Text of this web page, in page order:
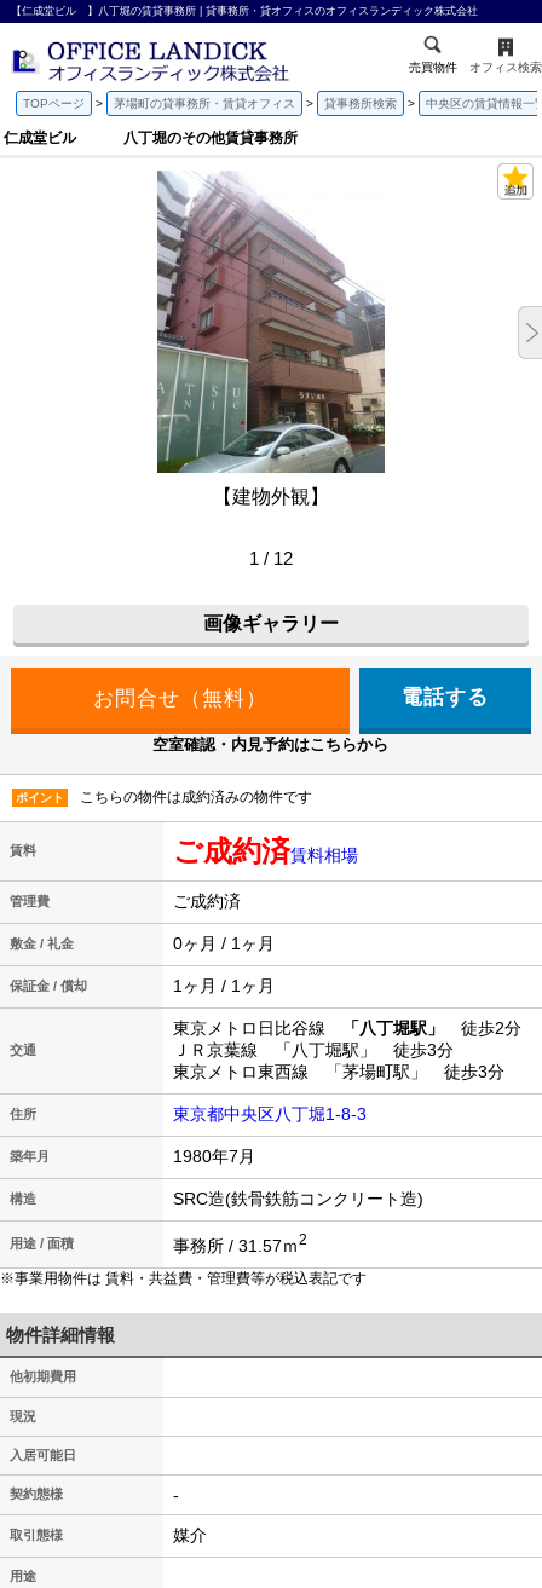
【仁成堂ビル 】八丁堀の賃貸事務所 | 貸事務所・貸オフィスのオフィスランディック株式会社
売買物件 オフィス検索
TOPページ 茅場町の貸事務所・賃貸オフィス 貸事務所検索 中央区の賃貸情報一
仁成堂ビル 八丁堀のその他賃貸事務所
【建物外観】
1 / 12
画像ギャラリー
電話する
空室確認・内見予約はこちらから
ポイント こちらの物件は成約済みの物件です
賃料 ご成約済賃料相場
管理費 ご成約済
敷金 / 礼金 0ヶ月 / 1ヶ月
保証金 / 償却 1ヶ月 / 1ヶ月
交通
東京メトロ日比谷線 「八丁堀駅」
徒歩2分
ＪＲ京葉線 「八丁堀駅」 徒歩3分
東京メトロ東西線 「茅場町駅」 徒歩3分
住所 東京都中央区八丁堀1-8-3
築年月 1980年7月
構造 SRC造(鉄骨鉄筋コンクリート造)
用途 / 面積 事務所 / 31.57ｍ2
※事業用物件は 賃料・共益費・管理費等が税込表記です
物件詳細情報
他初期費用
現況
入居可能日
契約態様 -
取引態様 媒介
用途